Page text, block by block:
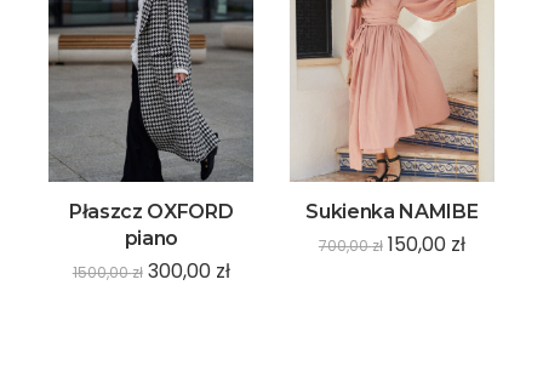
Płaszcz OXFORD
piano
1500,00zł 300,00 zł
Sukienka NAMIBE
700,00zł 150,00 zł